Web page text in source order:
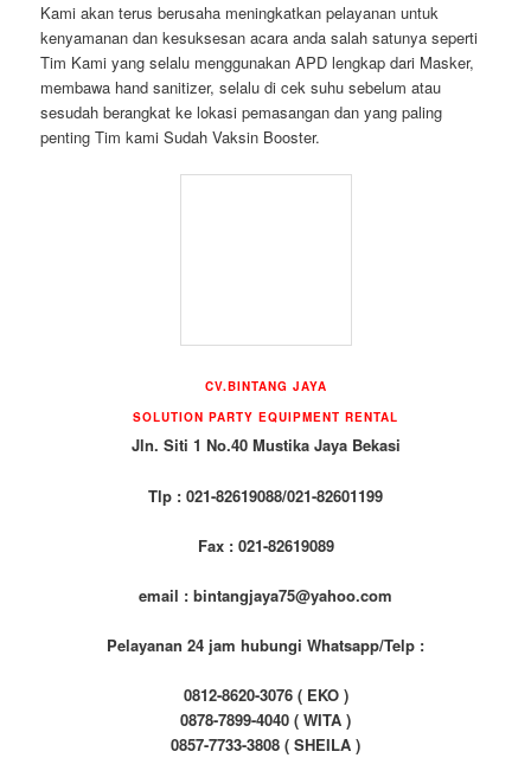
Kami akan terus berusaha meningkatkan pelayanan untuk
kenyamanan dan kesuksesan acara anda salah satunya seperti
Tim Kami yang selalu menggunakan APD lengkap dari Masker,
membawa hand sanitizer, selalu di cek suhu sebelum atau
sesudah berangkat ke lokasi pemasangan dan yang paling
penting Tim kami Sudah Vaksin Booster.
CV.BINTANG JAYA
SOLUTION PARTY EQUIPMENT RENTAL
Jln. Siti 1 No.40 Mustika Jaya Bekasi
Tlp : 021-82619088/021-82601199
Fax : 021-82619089
email : bintangjaya75@yahoo.com
Pelayanan 24 jam hubungi Whatsapp/Telp :
0812-8620-3076 ( EKO )
0878-7899-4040 ( WITA )
0857-7733-3808 ( SHEILA )